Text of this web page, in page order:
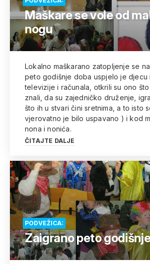
Maškare se vole od
nogu
Lokalno maškarano zatopljenje se
peto godišnje doba uspjelo je djecu
televizije i računala, otkrili su ono
znali, da su zajedničko druženje,
što ih u stvari čini sretnima, a to isto
vjerovatno je bilo uspavano ) i kod
nona i nonića.
ČITAJTE DALJE
PODVEŽICA:
Zaigrano peto